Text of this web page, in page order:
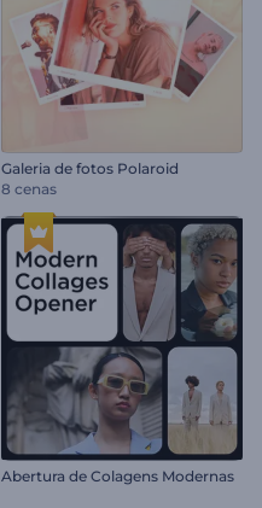
Galeria de fotos Polaroid
8 cenas
Abertura de Colagens Modernas